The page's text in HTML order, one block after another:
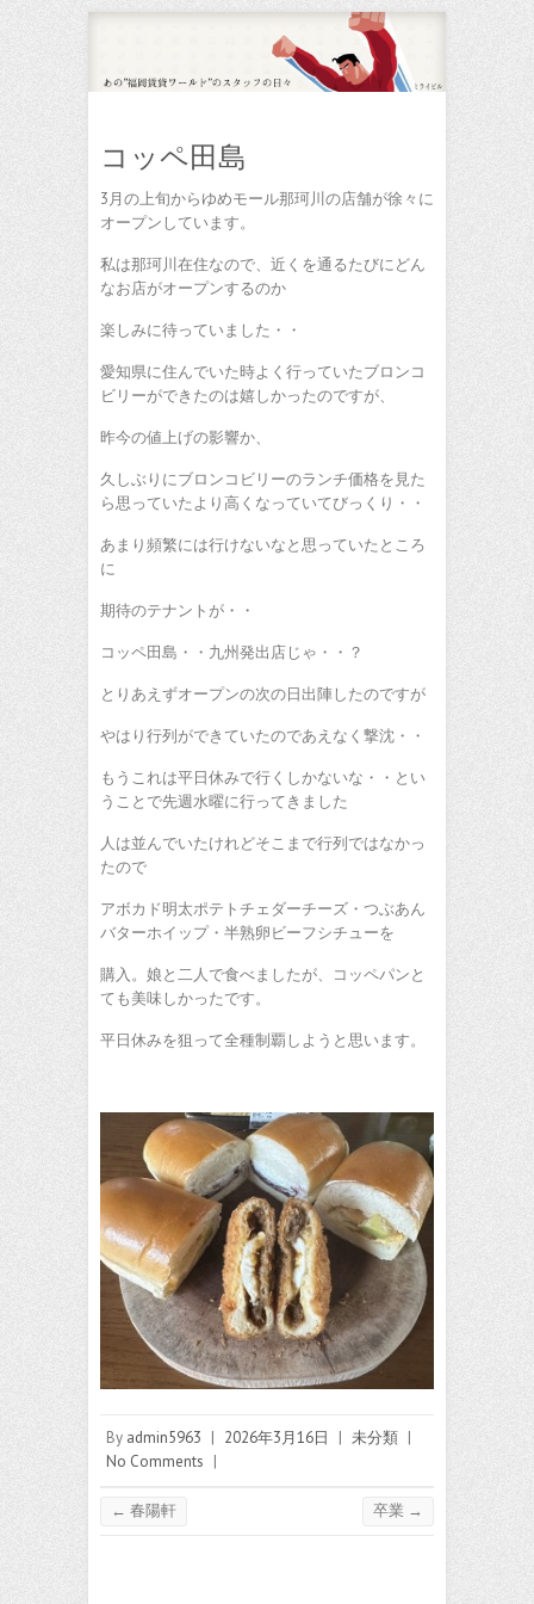
コッペ田島
3月の上旬からゆめモール那珂川の店舗が徐々に
オープンしています。
私は那珂川在住なので、近くを通るたびにどん
なお店がオープンするのか
楽しみに待っていました・・
愛知県に住んでいた時よく行っていたブロンコ
ビリーができたのは嬉しかったのですが、
昨今の値上げの影響か、
久しぶりにブロンコビリーのランチ価格を見た
ら思っていたより高くなっていてびっくり・・
あまり頻繁には行けないなと思っていたところ
に
期待のテナントが・・
コッペ田島・・九州発出店じゃ・・？
とりあえずオープンの次の日出陣したのですが
やはり行列ができていたのであえなく撃沈・・
もうこれは平日休みで行くしかないな・・とい
うことで先週水曜に行ってきました
人は並んでいたけれどそこまで行列ではなかっ
たので
アボカド明太ポテトチェダーチーズ・つぶあん
バターホイップ・半熟卵ビーフシチューを
購入。娘と二人で食べましたが、コッペパンと
ても美味しかったです。
平日休みを狙って全種制覇しようと思います。
By admin5963 | 2026年3月16日 | 未分類 |
No Comments |
← 春陽軒 卒業 →